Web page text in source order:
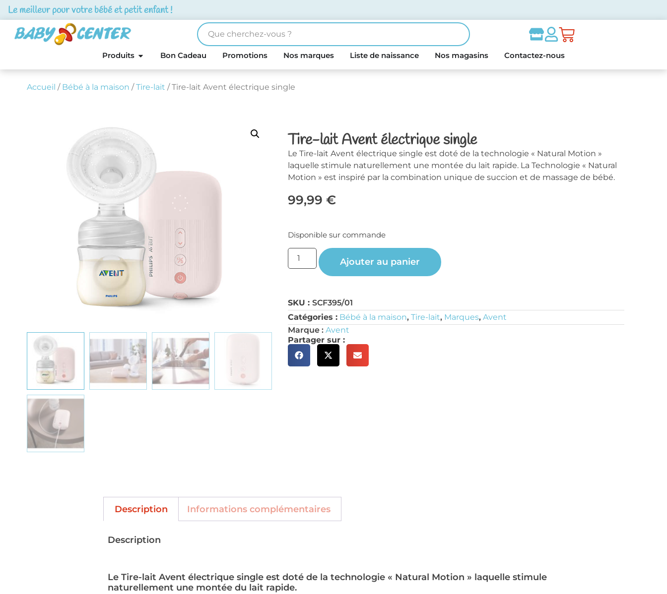
Le meilleur pour votre bébé et petit enfant !
Produits Bon Cadeau Promotions Nos marques Liste de naissance Nos magasins Contactez-nous
Accueil / Bébé à la maison /Tire-lait / Tire-lait Avent électrique single
Tire-lait Avent électrique single
Le Tire-lait Avent électrique single est doté de la technologie « Natural Motion »
laquelle stimule naturellement une montée du lait rapide. La Technologie « Natural
Motion » est inspiré par la combination unique de succion et de massage de bébé.
99,99€
Disponible sur commande
Ajouter au panier
SKU :SCF395/01
Catégories : Bébé à la maison,Tire-lait, Marques,Avent
Marque :Avent
Partager sur :
Description Informations complémentaires
Description
Le Tire-lait Avent électrique single est doté de la technologie « Natural Motion » laquelle stimule
naturellement une montée du lait rapide.